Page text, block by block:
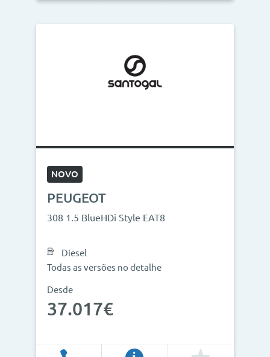
NOVO
PEUGEOT
308 1.5 BlueHDi Style EAT8
Diesel
Todas as versões no detalhe
Desde
37.017€